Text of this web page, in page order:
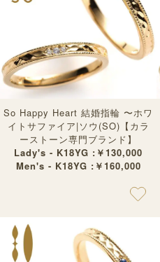
So Happy Heart 結婚指輪 〜ホワ
イトサファイア|ソウ(SO)【カラ
ーストーン専門ブランド】
Lady's - K18YG :￥130,000
Men's - K18YG :￥160,000